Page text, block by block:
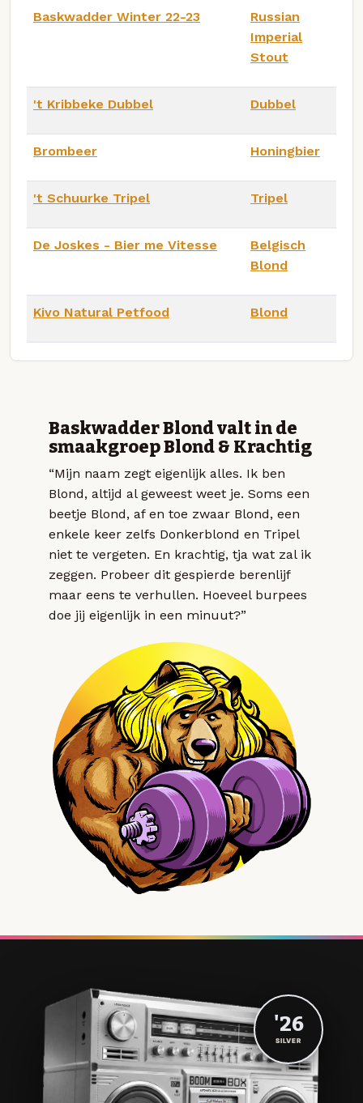
Baskwadder Winter 22-23
Russian
Imperial
Stout
't Kribbeke Dubbel Dubbel
Brombeer Honingbier
't Schuurke Tripel Tripel
De Joskes - Bier me Vitesse
Belgisch
Blond
Kivo Natural Petfood Blond
Baskwadder Blond valt in de
smaakgroep Blond & Krachtig
“Mijn naam zegt eigenlijk alles. Ik ben
Blond, altijd al geweest weet je. Soms een
beetje Blond, af en toe zwaar Blond, een
enkele keer zelfs Donkerblond en Tripel
niet te vergeten. En krachtig, tja wat zal ik
zeggen. Probeer dit gespierde berenlijf
maar eens te verhullen. Hoeveel burpees
doe jij eigenlijk in een minuut?”
'26
SILVER